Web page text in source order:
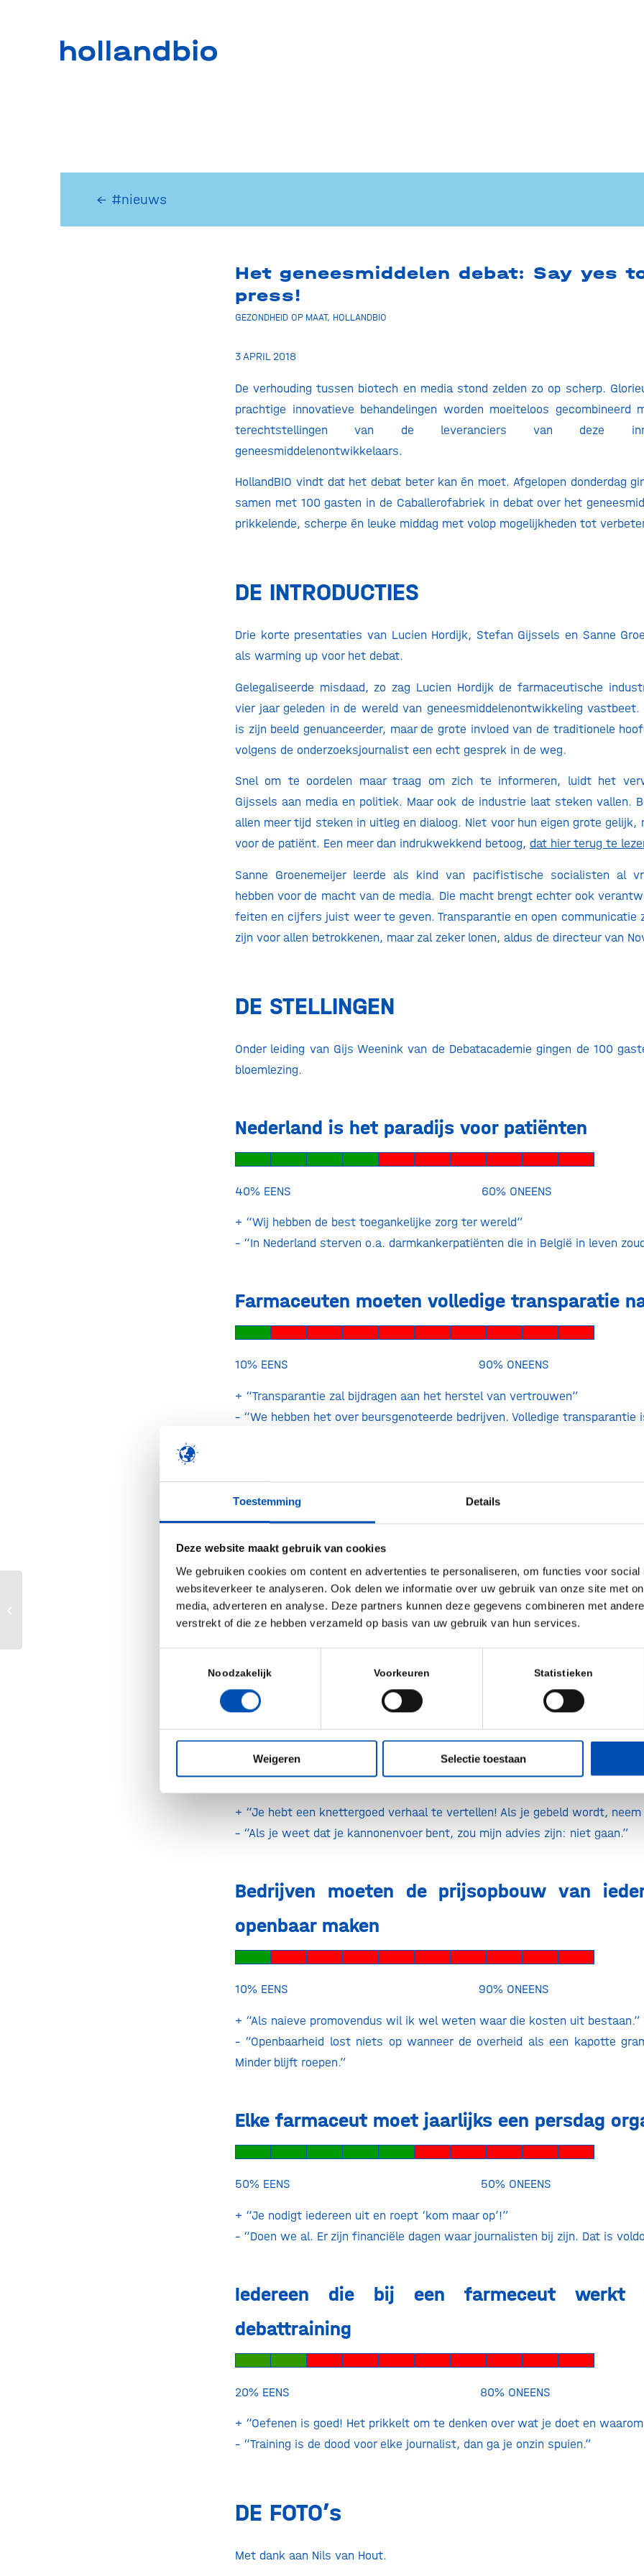
Toestemming Details
Deze website maakt gebruik van cookies
We gebruiken cookies om content en advertenties te personaliseren, om functies voor social
websiteverkeer te analyseren. Ook delen we informatie over uw gebruik van onze site met
media, adverteren en analyse. Deze partners kunnen deze gegevens combineren met
verstrekt of die ze hebben verzameld op basis van uw gebruik van hun services.
Noodzakelijk Voorkeuren Statistieken
Weigeren Selectie toestaan
← #nieuws
Het geneesmiddelen debat: Say yes
press!
GEZONDHEID OP MAAT, HOLLANDBIO
3 APRIL 2018
De verhouding tussen biotech en media stond zelden zo op scherp.
prachtige innovatieve behandelingen worden moeiteloos gecombineerd
terechtstellingen van de leveranciers van deze
geneesmiddelenontwikkelaars.
HollandBIO vindt dat het debat beter kan én moet. Afgelopen donderdag
samen met 100 gasten in de Caballerofabriek in debat over het
prikkelende, scherpe én leuke middag met volop mogelijkheden tot
DE INTRODUCTIES
Drie korte presentaties van Lucien Hordijk, Stefan Gijssels en Sanne
als warming up voor het debat.
Gelegaliseerde misdaad, zo zag Lucien Hordijk de farmaceutische
vier jaar geleden in de wereld van geneesmiddelenontwikkeling vastbeet.
is zijn beeld genuanceerder, maar de grote invloed van de traditionele
volgens de onderzoeksjournalist een echt gesprek in de weg.
Snel om te oordelen maar traag om zich te informeren, luidt het
Gijssels aan media en politiek. Maar ook de industrie laat steken vallen.
allen meer tijd steken in uitleg en dialoog. Niet voor hun eigen grote gelijk,
voor de patiënt. Een meer dan indrukwekkend betoog, dat hier terug te
Sanne Groenemeijer leerde als kind van pacifistische socialisten al
hebben voor de macht van de media. Die macht brengt echter ook
feiten en cijfers juist weer te geven. Transparantie en open communicatie
zijn voor allen betrokkenen, maar zal zeker lonen, aldus de directeur van
DE STELLINGEN
Onder leiding van Gijs Weenink van de Debatacademie gingen de 100
bloemlezing.
Nederland is het paradijs voor patiënten
40% EENS 60% ONEENS
+ “Wij hebben de best toegankelijke zorg ter wereld”
– “In Nederland sterven o.a. darmkankerpatiënten die in België in leven
Farmaceuten moeten volledige transparatie
10% EENS 90% ONEENS
+ “Transparantie zal bijdragen aan het herstel van vertrouwen”
– “We hebben het over beursgenoteerde bedrijven. Volledige transparantie
maatschappelijke discussie
90% EENS 10% ONEENS
+ “Degene die het oneens is met deze stelling, begrijpt geen snars van het
– “Waar gaat het debat over, als we het niet op basis van feiten en cijfers
Bedrijven moeten altijd “JA” zeggen tegen
Nieuwsuur
50% EENS 50% ONEENS
+ “Je hebt een knettergoed verhaal te vertellen! Als je gebeld wordt, neem
– “Als je weet dat je kannonenvoer bent, zou mijn advies zijn: niet gaan.”
Bedrijven moeten de prijsopbouw van
openbaar maken
10% EENS 90% ONEENS
+ “Als naieve promovendus wil ik wel weten waar die kosten uit bestaan.”
– “Openbaarheid lost niets op wanneer de overheid als een kapotte
Minder blijft roepen.”
Elke farmaceut moet jaarlijks een persdag
50% EENS 50% ONEENS
+ “Je nodigt iedereen uit en roept ‘kom maar op’!”
– “Doen we al. Er zijn financiële dagen waar journalisten bij zijn. Dat is
Iedereen die bij een farmeceut werkt
debattraining
20% EENS 80% ONEENS
+ “Oefenen is goed! Het prikkelt om te denken over wat je doet en
– “Training is de dood voor elke journalist, dan ga je onzin spuien.”
DE FOTO’s
Met dank aan Nils van Hout.